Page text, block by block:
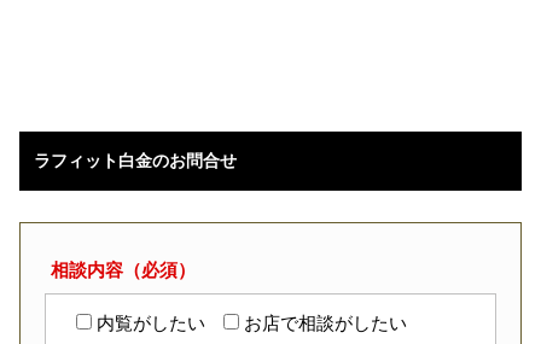
ラフィット白金のお問合せ
相談内容（必須）
内覧がしたい
お店で相談がしたい